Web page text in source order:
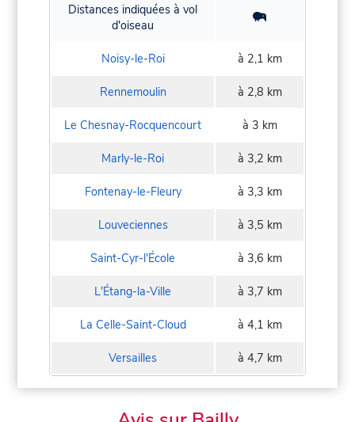
Distances indiquées à vol
d'oiseau
Noisy-le-Roi à 2,1 km
Rennemoulin à 2,8 km
Le Chesnay-Rocquencourt à 3 km
Marly-le-Roi à 3,2 km
Fontenay-le-Fleury à 3,3 km
Louveciennes à 3,5 km
Saint-Cyr-l'École à 3,6 km
L'Étang-la-Ville à 3,7 km
La Celle-Saint-Cloud à 4,1 km
Versailles à 4,7 km